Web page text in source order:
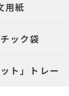
用紙
ック袋
ト」トレー